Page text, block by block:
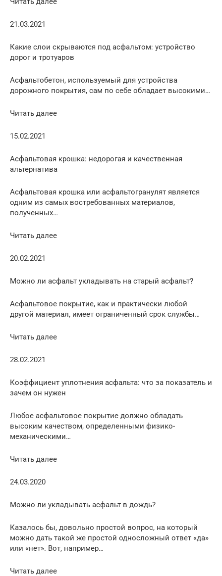
21.03.2021
Какие слои скрываются под асфальтом: устройство
дорог и тротуаров
Асфальтобетон, используемый для устройства
дорожного покрытия, сам по себе обладает высокими…
Читать далее
15.02.2021
Асфальтовая крошка: недорогая и качественная
альтернатива
Асфальтовая крошка или асфальтогранулят является
одним из самых востребованных материалов,
полученных…
Читать далее
20.02.2021
Можно ли асфальт укладывать на старый асфальт?
Асфальтовое покрытие, как и практически любой
другой материал, имеет ограниченный срок службы…
Читать далее
28.02.2021
Коэффициент уплотнения асфальта: что за показатель и
зачем он нужен
Любое асфальтовое покрытие должно обладать
высоким качеством, определенными физико-
механическими…
Читать далее
24.03.2020
Можно ли укладывать асфальт в дождь?
Казалось бы, довольно простой вопрос, на который
можно дать такой же простой односложный ответ «да»
или «нет». Вот, например…
Читать далее